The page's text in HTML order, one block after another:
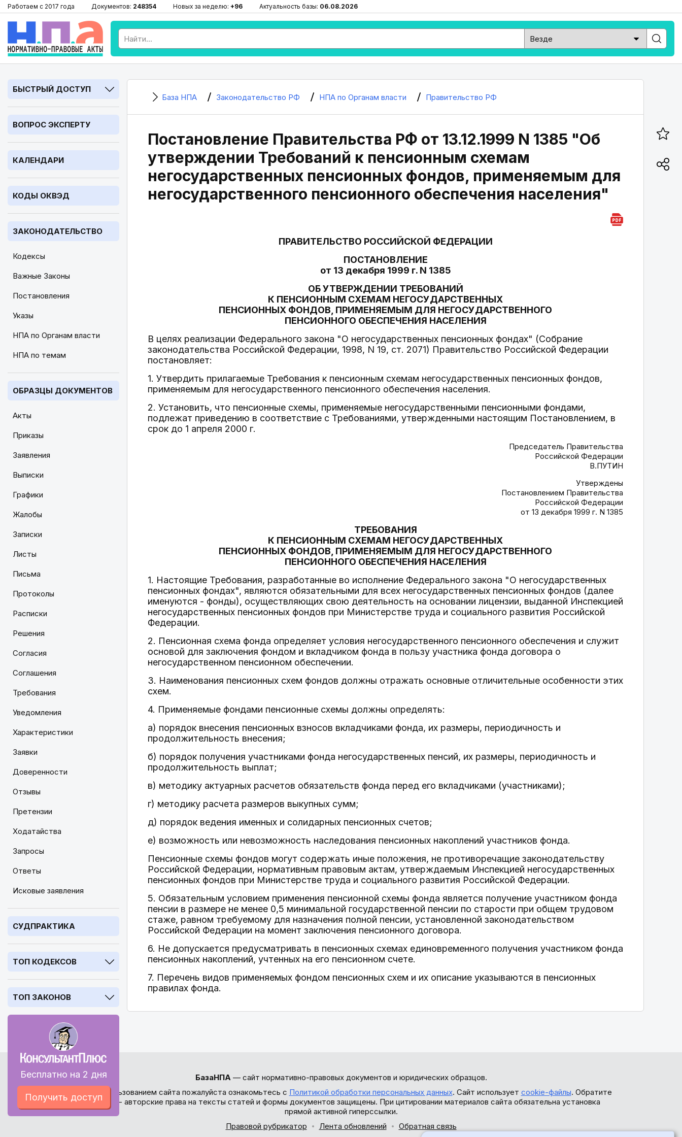
Работаем с 2017 года Документов: 248354 Новых за неделю: +96 Актуальность базы: 06.08.2026
БЫСТРЫЙ ДОСТУП
ВОПРОС ЭКСПЕРТУ
КАЛЕНДАРИ
КОДЫ ОКВЭД
ЗАКОНОДАТЕЛЬСТВО
Кодексы
Важные Законы
Постановления
Указы
НПА по Органам власти
НПА по темам
ОБРАЗЦЫ ДОКУМЕНТОВ
Акты
Приказы
Заявления
Выписки
Графики
Жалобы
Записки
Листы
Письма
Протоколы
Расписки
Решения
Согласия
Соглашения
Требования
Уведомления
Характеристики
Заявки
Доверенности
Отзывы
Претензии
Ходатайства
Запросы
Ответы
Исковые заявления
СУДПРАКТИКА
ТОП КОДЕКСОВ
ТОП ЗАКОНОВ
Бесплатно на 2 дня
Получить доступ
База НПА Законодательство РФ НПА по Органам власти Правительство РФ
Постановление Правительства РФ от 13.12.1999 N 1385 "Об
утверждении Требований к пенсионным схемам
негосударственных пенсионных фондов, применяемым для
негосударственного пенсионного обеспечения населения"
ПРАВИТЕЛЬСТВО РОССИЙСКОЙ ФЕДЕРАЦИИ
ПОСТАНОВЛЕНИЕ
от 13 декабря 1999 г. N 1385
ОБ УТВЕРЖДЕНИИ ТРЕБОВАНИЙ
К ПЕНСИОННЫМ СХЕМАМ НЕГОСУДАРСТВЕННЫХ
ПЕНСИОННЫХ ФОНДОВ, ПРИМЕНЯЕМЫМ ДЛЯ НЕГОСУДАРСТВЕННОГО
ПЕНСИОННОГО ОБЕСПЕЧЕНИЯ НАСЕЛЕНИЯ
В целях реализации Федерального закона "О негосударственных пенсионных фондах" (Собрание
законодательства Российской Федерации, 1998, N 19, ст. 2071) Правительство Российской Федерации
постановляет:
1. Утвердить прилагаемые Требования к пенсионным схемам негосударственных пенсионных фондов,
применяемым для негосударственного пенсионного обеспечения населения.
2. Установить, что пенсионные схемы, применяемые негосударственными пенсионными фондами,
подлежат приведению в соответствие с Требованиями, утвержденными настоящим Постановлением, в
срок до 1 апреля 2000 г.
Председатель Правительства
Российской Федерации
В.ПУТИН
Утверждены
Постановлением Правительства
Российской Федерации
от 13 декабря 1999 г. N 1385
ТРЕБОВАНИЯ
К ПЕНСИОННЫМ СХЕМАМ НЕГОСУДАРСТВЕННЫХ
ПЕНСИОННЫХ ФОНДОВ, ПРИМЕНЯЕМЫМ ДЛЯ НЕГОСУДАРСТВЕННОГО
ПЕНСИОННОГО ОБЕСПЕЧЕНИЯ НАСЕЛЕНИЯ
1. Настоящие Требования, разработанные во исполнение Федерального закона "О негосударственных
пенсионных фондах", являются обязательными для всех негосударственных пенсионных фондов (далее
именуются - фонды), осуществляющих свою деятельность на основании лицензии, выданной Инспекцией
негосударственных пенсионных фондов при Министерстве труда и социального развития Российской
Федерации.
2. Пенсионная схема фонда определяет условия негосударственного пенсионного обеспечения и служит
основой для заключения фондом и вкладчиком фонда в пользу участника фонда договора о
негосударственном пенсионном обеспечении.
3. Наименования пенсионных схем фондов должны отражать основные отличительные особенности этих
схем.
4. Применяемые фондами пенсионные схемы должны определять:
а) порядок внесения пенсионных взносов вкладчиками фонда, их размеры, периодичность и
продолжительность внесения;
б) порядок получения участниками фонда негосударственных пенсий, их размеры, периодичность и
продолжительность выплат;
в) методику актуарных расчетов обязательств фонда перед его вкладчиками (участниками);
г) методику расчета размеров выкупных сумм;
д) порядок ведения именных и солидарных пенсионных счетов;
е) возможность или невозможность наследования пенсионных накоплений участников фонда.
Пенсионные схемы фондов могут содержать иные положения, не противоречащие законодательству
Российской Федерации, нормативным правовым актам, утверждаемым Инспекцией негосударственных
пенсионных фондов при Министерстве труда и социального развития Российской Федерации.
5. Обязательным условием применения пенсионной схемы фонда является получение участником фонда
пенсии в размере не менее 0,5 минимальной государственной пенсии по старости при общем трудовом
стаже, равном требуемому для назначения полной пенсии, установленной законодательством
Российской Федерации на момент заключения пенсионного договора.
6. Не допускается предусматривать в пенсионных схемах единовременного получения участником фонда
пенсионных накоплений, учтенных на его пенсионном счете.
7. Перечень видов применяемых фондом пенсионных схем и их описание указываются в пенсионных
правилах фонда.
БазаНПА— сайт нормативно-правовых документов и юридических образцов.
Перед использованием сайта пожалуйста ознакомьтесь с Политикой обработки персональных данных. Сайт использует cookie-файлы. Обратите
внимание - авторские права на тексты статей и формы документов защищены. При цитировании материалов сайта обязательна установка
прямой активной гиперссылки.
Правовой рубрикатор
Лента обновлений
Обратная связь